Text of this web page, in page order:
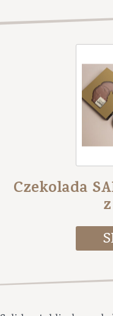
Czekolada